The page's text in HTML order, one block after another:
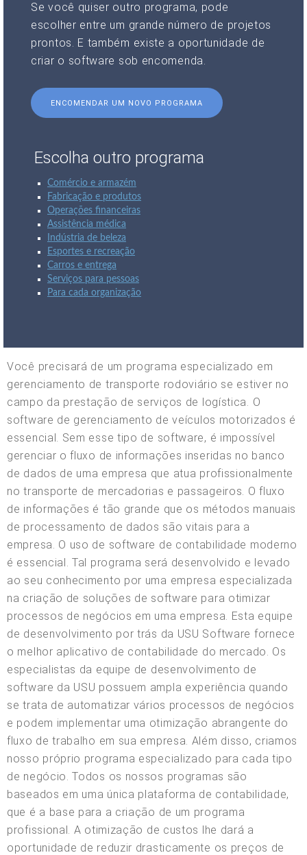
Se você quiser outro programa, pode
escolher entre um grande número de projetos
prontos. E também existe a oportunidade de
criar o software sob encomenda.
ENCOMENDAR UM NOVO PROGRAMA
Escolha outro programa
Comércio e armazém
Fabricação e produtos
Operações financeiras
Assistência médica
Indústria de beleza
Esportes e recreação
Carros e entrega
Serviços para pessoas
Para cada organização
Você precisará de um programa especializado em
gerenciamento de transporte rodoviário se estiver no
campo da prestação de serviços de logística. O
software de gerenciamento de veículos motorizados é
essencial. Sem esse tipo de software, é impossível
gerenciar o fluxo de informações inseridas no banco
de dados de uma empresa que atua profissionalmente
no transporte de mercadorias e passageiros. O fluxo
de informações é tão grande que os métodos manuais
de processamento de dados são vitais para a
empresa. O uso de software de contabilidade moderno
é essencial. Tal programa será desenvolvido e levado
ao seu conhecimento por uma empresa especializada
na criação de soluções de software para otimizar
processos de negócios em uma empresa. Esta equipe
de desenvolvimento por trás da USU Software fornece
o melhor aplicativo de contabilidade do mercado. Os
especialistas da equipe de desenvolvimento de
software da USU possuem ampla experiência quando
se trata de automatizar vários processos de negócios
e podem implementar uma otimização abrangente do
fluxo de trabalho em sua empresa. Além disso, criamos
nosso próprio programa especializado para cada tipo
de negócio. Todos os nossos programas são
baseados em uma única plataforma de contabilidade,
que é a base para a criação de um programa
profissional. A otimização de custos lhe dará a
oportunidade de reduzir drasticamente os preços de